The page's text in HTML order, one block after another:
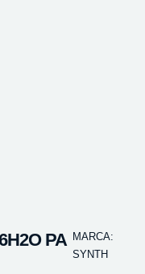
PA
MARCA:
SYNTH